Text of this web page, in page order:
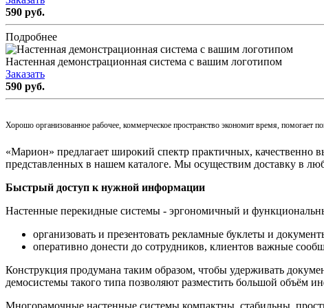
590 руб.
Подробнее
Настенная демонстрационная система с вашим логотипом
Заказать
590 руб.
Хорошо организованное рабочее, коммерческое пространство экономит время, помогает
«Марион» предлагает широкий спектр практичных, качественно
представленных в нашем каталоге. Мы осуществим доставку в
Быстрый доступ к нужной информации
Настенные перекидные системы - эргономичный и
организовать и презентовать рекламные буклеты и
оперативно донести до сотрудников, клиентов важные
Конструкция продумана таким образом, чтобы удерживать
демосистемы такого типа позволяют разместить большой объём
Многорамочные настенные системы компактны, стабильны,